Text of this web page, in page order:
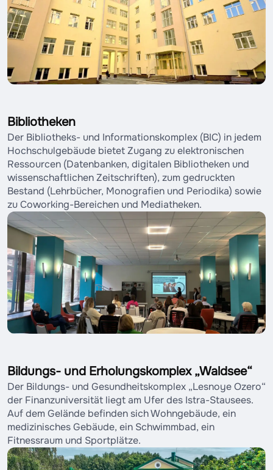
Bibliotheken
Der Bibliotheks- und Informationskomplex (BIC) in jedem
Hochschulgebäude bietet Zugang zu elektronischen
Ressourcen (Datenbanken, digitalen Bibliotheken und
wissenschaftlichen Zeitschriften), zum gedruckten
Bestand (Lehrbücher, Monografien und Periodika) sowie
zu Coworking-Bereichen und Mediatheken.
Bildungs- und Erholungskomplex „Waldsee“
Der Bildungs- und Gesundheitskomplex „Lesnoye Ozero“
der Finanzuniversität liegt am Ufer des Istra-Stausees.
Auf dem Gelände befinden sich Wohngebäude, ein
medizinisches Gebäude, ein Schwimmbad, ein
Fitnessraum und Sportplätze.